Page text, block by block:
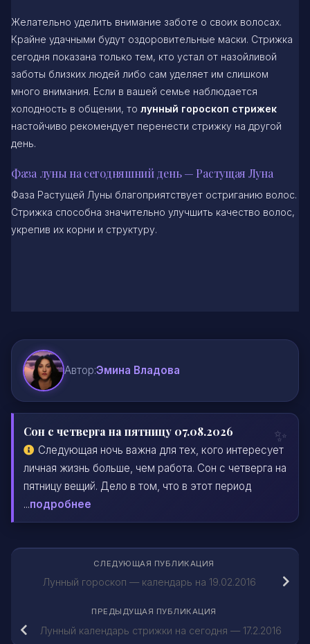
Желательно уделить внимание заботе о своих волосах.
Крайне удачными будут оздоровительные маски. Стрижка
сегодня показана только тем, кто устал от назойливой
заботы близких людей либо сам уделяет им слишком
много внимания. Если в вашей семье наблюдается
холодность в общении, то лунный гороскоп стрижек
настойчиво рекомендует перенести стрижку на другой
день.
Фаза луны на сегодняшний день — Растущая Луна
Фаза Растущей Луны благоприятствует остриганию волос.
Стрижка способна значительно улучшить качество волос,
укрепив их корни и структуру.
Автор:Эмина Владова
Сон с четверга на пятницу 07.08.2026
Следующая ночь важна для тех, кого интересует
личная жизнь больше, чем работа. Сон с четверга на
пятницу вещий. Дело в том, что в этот период
...подробнее
СЛЕДУЮЩАЯ ПУБЛИКАЦИЯ
Лунный гороскоп — календарь на 19.02.2016
ПРЕДЫДУЩАЯ ПУБЛИКАЦИЯ
Лунный календарь стрижки на сегодня — 17.2.2016